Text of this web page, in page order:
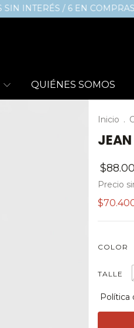
/ 6 EN COMPRAS + A
QUIÉNES SOMOS
Inicio .
Precio
COLOR
TALLE